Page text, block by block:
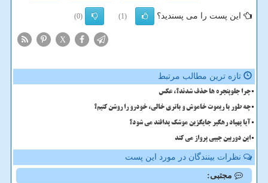
این پست را می پسندید؟ (1)
(0)
X
تازه ترین مطالب مرتبط
چرا جلوپنجره ها حذف شدند؟، عکس
چه طور با ریموت خاموش و باتری خالی، خودرو را روشن کنیم؟
آیا پهپاد رهگیر جایگزین موشک پدافند می شود؟
این دوربین جیبی پرواز می کند
نظرات بینندگان در مورد این پست
مجتبی: